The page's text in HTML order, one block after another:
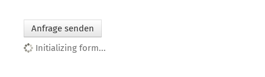
Anfrage senden
Initializing form...